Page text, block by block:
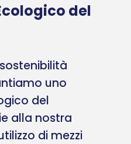
del
uno
del
alla nostra
di mezzi